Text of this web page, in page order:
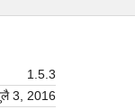
1.5.3
3, 2016